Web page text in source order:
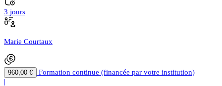
3 jours
Marie Courtaux
960,00 €
Formation continue (financée par votre institution)
|